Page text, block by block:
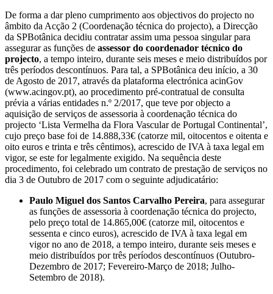
De forma a dar pleno cumprimento aos objectivos do projecto no
âmbito da Acção 2 (Coordenação técnica do projecto), a Direcção
da SPBotânica decidiu contratar assim uma pessoa singular para
assegurar as funções de assessor do coordenador técnico do
projecto, a tempo inteiro, durante seis meses e meio distribuídos por
três períodos descontínuos. Para tal, a SPBotânica deu início, a 30
de Agosto de 2017, através da plataforma electrónica acinGov
(www.acingov.pt), ao procedimento pré-contratual de consulta
prévia a várias entidades n.º 2/2017, que teve por objecto a
aquisição de serviços de assessoria à coordenação técnica do
projecto ‘Lista Vermelha da Flora Vascular de Portugal Continental’,
cujo preço base foi de 14.888,33€ (catorze mil, oitocentos e oitenta e
oito euros e trinta e três cêntimos), acrescido de IVA à taxa legal em
vigor, se este for legalmente exigido. Na sequência deste
procedimento, foi celebrado um contrato de prestação de serviços no
dia 3 de Outubro de 2017 com o seguinte adjudicatário:
Paulo Miguel dos Santos Carvalho Pereira, para assegurar
as funções de assessoria à coordenação técnica do projecto,
pelo preço total de 14.865,00€ (catorze mil, oitocentos e
sessenta e cinco euros), acrescido de IVA à taxa legal em
vigor no ano de 2018, a tempo inteiro, durante seis meses e
meio distribuídos por três períodos descontínuos (Outubro-
Dezembro de 2017; Fevereiro-Março de 2018; Julho-
Setembro de 2018).